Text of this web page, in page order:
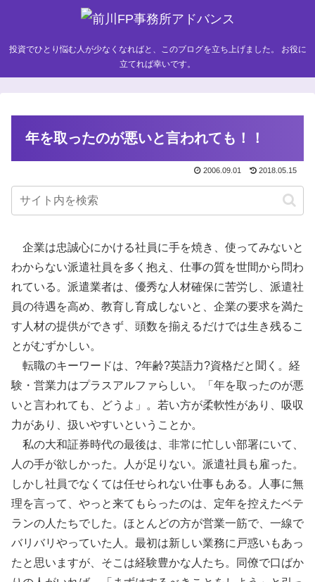
投資でひとり悩む人が少なくなればと、このブログを立ち上げました。 お役に
立てれば幸いです。
年を取ったのが悪いと言われても！！
2006.09.01 2018.05.15
企業は忠誠心にかける社員に手を焼き、使ってみないと
わからない派遣社員を多く抱え、仕事の質を世間から問わ
れている。派遣業者は、優秀な人材確保に苦労し、派遣社
員の待遇を高め、教育し育成しないと、企業の要求を満た
す人材の提供ができず、頭数を揃えるだけでは生き残るこ
とがむずかしい。
転職のキーワードは、?年齢?英語力?資格だと聞く。経
験・営業力はプラスアルファらしい。「年を取ったのが悪
いと言われても、どうよ」。若い方が柔軟性があり、吸収
力があり、扱いやすいということか。
私の大和証券時代の最後は、非常に忙しい部署にいて、
人の手が欲しかった。人が足りない。派遣社員も雇った。
しかし社員でなくては任せられない仕事もある。人事に無
理を言って、やっと来てもらったのは、定年を控えたベテ
ランの人たちでした。ほとんどの方が営業一筋で、一線で
バリバリやっていた人。最初は新しい業務に戸惑いもあっ
たと思いますが、そこは経験豊かな人たち。同僚で口ばか